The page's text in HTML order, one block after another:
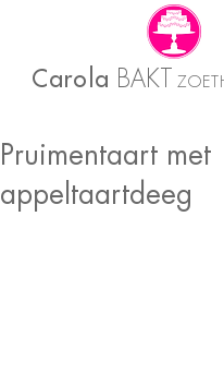
Carola BAKT
Pruimentaart met
appeltaartdeeg